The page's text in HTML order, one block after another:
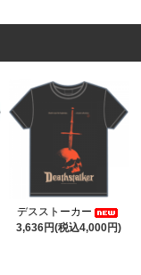
デスストーカー
3,636円(税込4,000円)